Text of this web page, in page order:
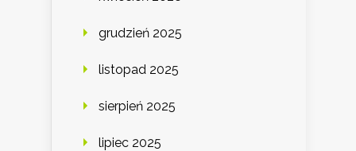
grudzień 2025
listopad 2025
sierpień 2025
lipiec 2025